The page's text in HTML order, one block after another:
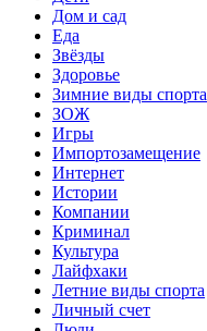
Дом и сад
Еда
Звёзды
Здоровье
Зимние виды спорта
ЗОЖ
Игры
Импортозамещение
Интернет
Истории
Компании
Криминал
Культура
Лайфхаки
Летние виды спорта
Личный счет